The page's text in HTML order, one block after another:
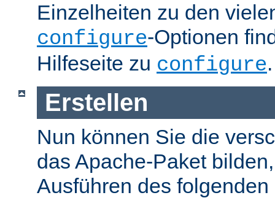
Einzelheiten zu den
configure-Optionen
Hilfeseite zu configure.
Erstellen
Nun können Sie die
das Apache-Paket
Ausführen des